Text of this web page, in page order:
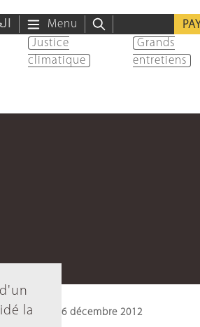
Menu
Justice
climatique
Grands
entretiens
la
6 décembre 2012